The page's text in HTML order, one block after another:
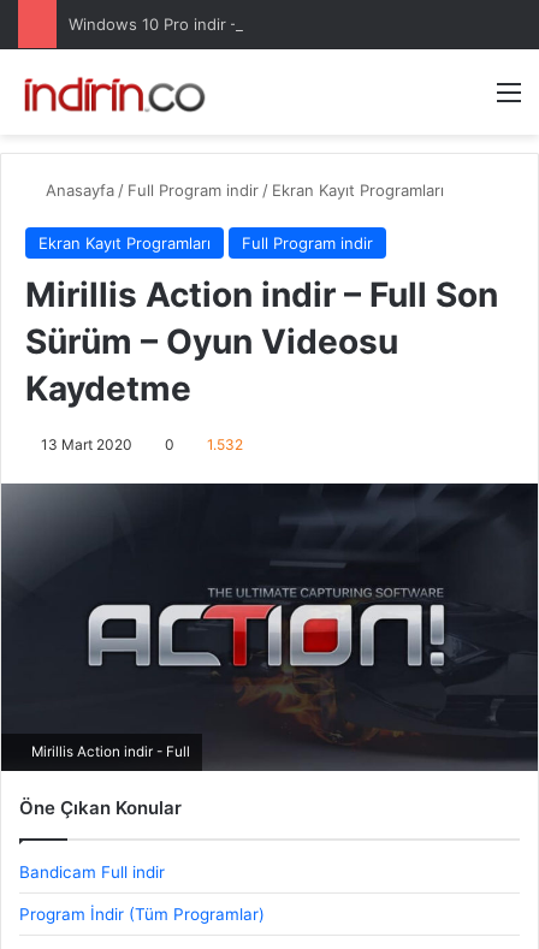
Windows 10 Pro indir – Türkçe – Güncel 2025
Anasayfa / Full Program indir / Ekran Kayıt Programları
Ekran Kayıt Programları Full Program indir
Mirillis Action indir – Full Son
Sürüm – Oyun Videosu
Kaydetme
13 Mart 2020 0 1.532
Mirillis Action indir - Full
Öne Çıkan Konular
Bandicam Full indir
Program İndir (Tüm Programlar)